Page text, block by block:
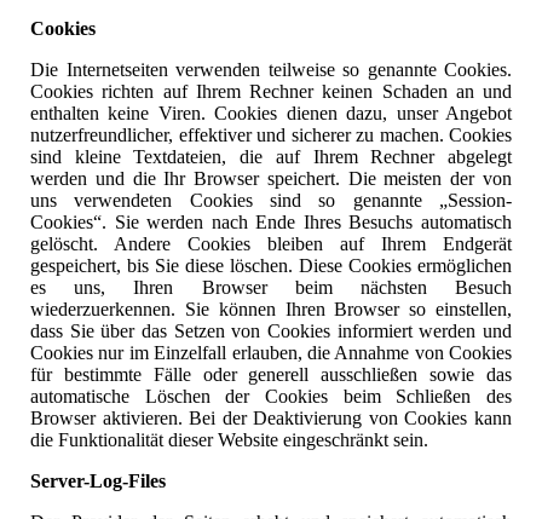
Cookies
Die Internetseiten verwenden teilweise so genannte Cookies.
Cookies richten auf Ihrem Rechner keinen Schaden an und
enthalten keine Viren. Cookies dienen dazu, unser Angebot
nutzerfreundlicher, effektiver und sicherer zu machen. Cookies
sind kleine Textdateien, die auf Ihrem Rechner abgelegt
werden und die Ihr Browser speichert. Die meisten der von
uns verwendeten Cookies sind so genannte „Session-
Cookies“. Sie werden nach Ende Ihres Besuchs automatisch
gelöscht. Andere Cookies bleiben auf Ihrem Endgerät
gespeichert, bis Sie diese löschen. Diese Cookies ermöglichen
es uns, Ihren Browser beim nächsten Besuch
wiederzuerkennen. Sie können Ihren Browser so einstellen,
dass Sie über das Setzen von Cookies informiert werden und
Cookies nur im Einzelfall erlauben, die Annahme von Cookies
für bestimmte Fälle oder generell ausschließen sowie das
automatische Löschen der Cookies beim Schließen des
Browser aktivieren. Bei der Deaktivierung von Cookies kann
die Funktionalität dieser Website eingeschränkt sein.
Server-Log-Files